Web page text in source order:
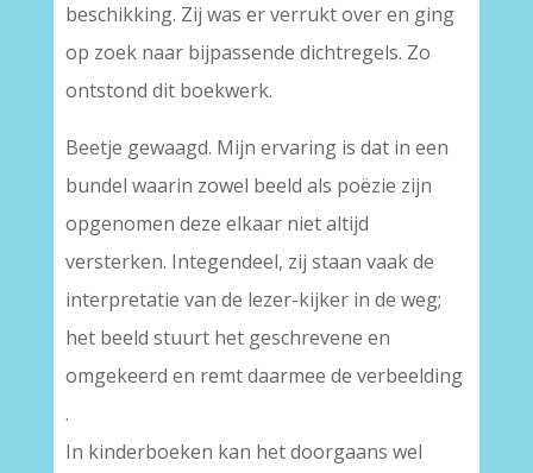
beschikking. Zij was er verrukt over en ging
op zoek naar bijpassende dichtregels. Zo
ontstond dit boekwerk.
Beetje gewaagd. Mijn ervaring is dat in een
bundel waarin zowel beeld als poëzie zijn
opgenomen deze elkaar niet altijd
versterken. Integendeel, zij staan vaak de
interpretatie van de lezer-kijker in de weg;
het beeld stuurt het geschrevene en
omgekeerd en remt daarmee de verbeelding
.
In kinderboeken kan het doorgaans wel